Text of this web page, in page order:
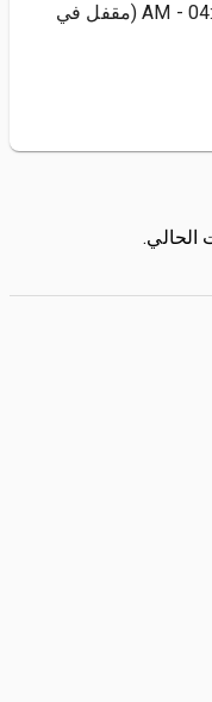
الإثنين - الجمعة , 08:00 AM - 04:00 PM (مقفل في
الحالي.